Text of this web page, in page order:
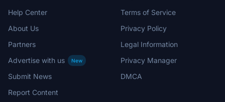
Help Center
About Us
Partners
Advertise with us
New
Submit News
Report Content
Terms of Service
Privacy Policy
Legal Information
Privacy Manager
DMCA